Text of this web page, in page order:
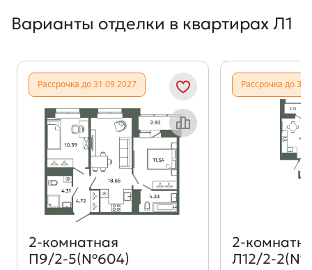
Варианты отделки в квартирах Л1
Рассрочка до 31.09.2027
Объект месяца
2‑комнатная
П9/2-5(№604)
Рассрочка до
Л12/2-